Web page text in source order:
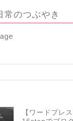
常のつぶやき
【ワードプレ